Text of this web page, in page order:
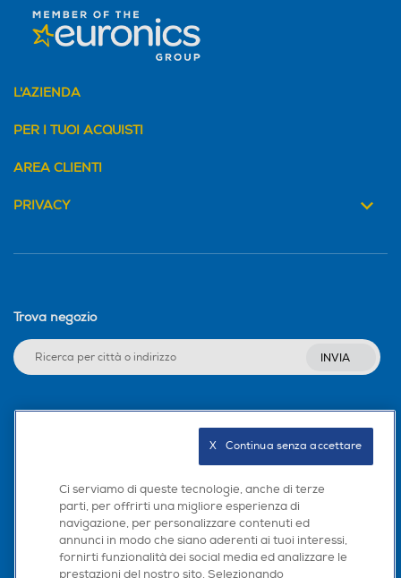
L'AZIENDA
PER I TUOI ACQUISTI
AREA CLIENTI
PRIVACY
Trova negozio
INVIA
Scarica la nostra app
Ci serviamo di queste tecnologie, anche di terze
parti, per offrirti una migliore esperienza di
navigazione, per personalizzare contenuti ed
annunci in modo che siano aderenti ai tuoi interessi,
fornirti funzionalità dei social media ed analizzare le
prestazioni del nostro sito. Selezionando
X   Continua senza accettare